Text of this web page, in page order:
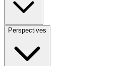
Perspectives